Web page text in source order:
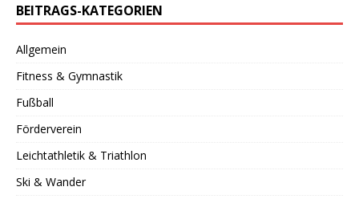
BEITRAGS-KATEGORIEN
Allgemein
Fitness & Gymnastik
Fußball
Förderverein
Leichtathletik & Triathlon
Ski & Wander